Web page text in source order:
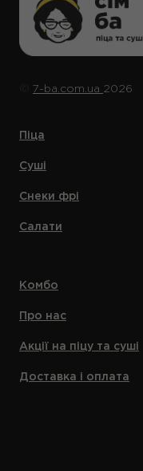
7-ba.com.ua 2026
Піца
Суші
Снеки фрі
Салати
Комбо
Про нас
Акції на піцу та суші
Доставка і оплата